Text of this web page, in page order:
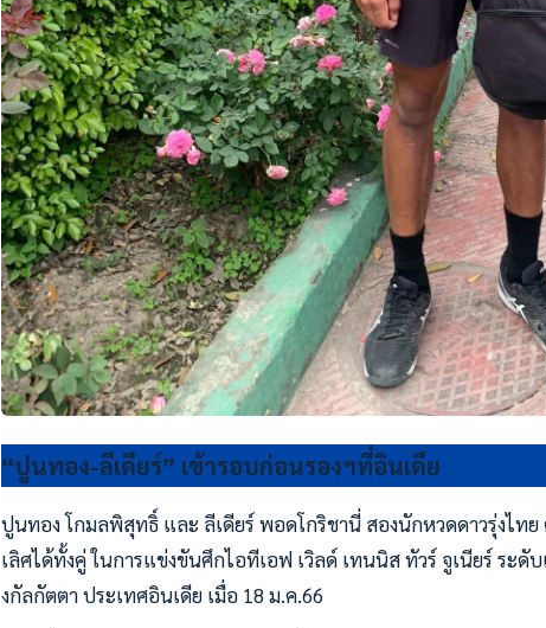
“ปูนทอง-ลีเดียร์” เข้ารอบก่อนรองฯที่อินเดีย
ปูนทอง โกมลพิสุทธิ์ และ ลีเดียร์ พอดโกริชานี่ สองนักหวดดาวรุ่งไทย
เลิศได้ทั้งคู่ ในการแข่งขันศึกไอทีเอฟ เวิลด์ เทนนิส ทัวร์ จูเนียร์ ระดั
งกัลกัตตา ประเทศอินเดีย เมื่อ 18 ม.ค.66